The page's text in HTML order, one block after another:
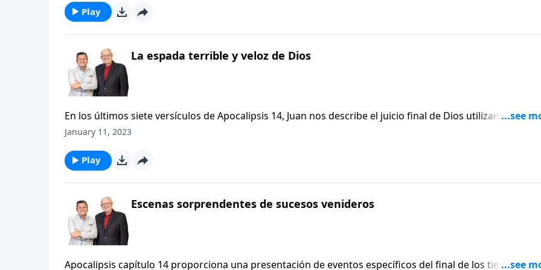
elecciones y debemos aceptar o rechazar Su verdad.
Play
La espada terrible y veloz de Dios
En los últimos siete versículos de Apocalipsis 14, Juan nos describe el juicio final de Dios utilizando un
lenguaje vívido que un antiguo cultivador de granos y uvas podría apreciar. Al leer cómo el hijo del
elecciones y debemos aceptar o rechazar Su verdad.
January 11, 2023
Play
Escenas sorprendentes de sucesos venideros
Apocalipsis capítulo 14 proporciona una presentación de eventos específicos del final de los tiempos,